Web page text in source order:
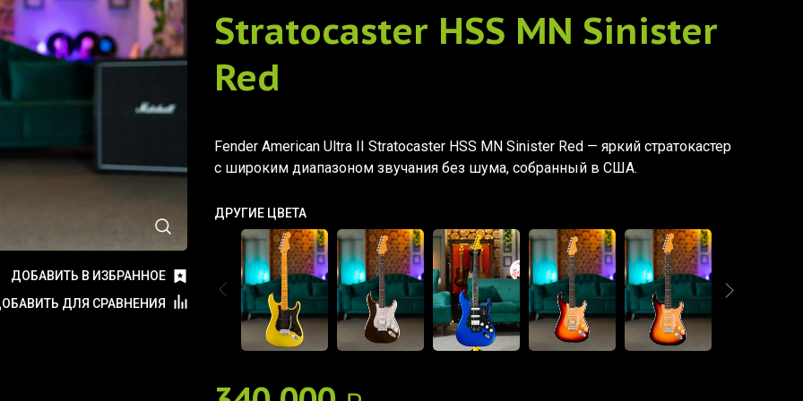
ДОБАВИТЬ В ИЗБРАННОЕ
ДЛЯ СРАВНЕНИЯ
Stratocaster HSS MN Sinister
Red
Fender American Ultra II Stratocaster HSS MN Sinister Red — яркий стратокастер
с широким диапазоном звучания без шума, собранный в США.
ДРУГИЕ ЦВЕТА